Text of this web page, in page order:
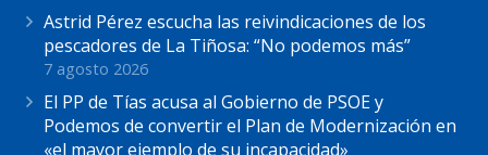
Astrid Pérez escucha las reivindicaciones de los
pescadores de La Tiñosa: “No podemos más”
7 agosto 2026
El PP de Tías acusa al Gobierno de PSOE y
Podemos de convertir el Plan de Modernización en
«el mayor ejemplo de su incapacidad»